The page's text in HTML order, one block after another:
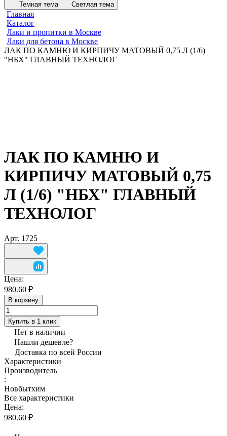
Темная тема Светлая тема
Главная
Каталог
Лаки и пропитки в Москве
Лаки для бетона в Москве
ЛАК ПО КАМНЮ И КИРПИЧУ МАТОВЫЙ 0,75 Л (1/6)
"НБХ" ГЛАВНЫЙ ТЕХНОЛОГ
ЛАК ПО КАМНЮ И
КИРПИЧУ МАТОВЫЙ 0,75
Л (1/6) "НБХ" ГЛАВНЫЙ
ТЕХНОЛОГ
Арт. 1725
Цена:
980.60 ₽
В корзину
Купить в 1 клик
Нет в наличии
Нашли дешевле?
Доставка по всей России
Характеристики
Производитель
:
Новбытхим
Все характеристики
Цена:
980.60 ₽